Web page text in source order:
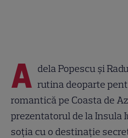
A dela Popescu și
rutina deoparte
romantică pe Coasta de
prezentatorul de la Insula
soția cu o destinație